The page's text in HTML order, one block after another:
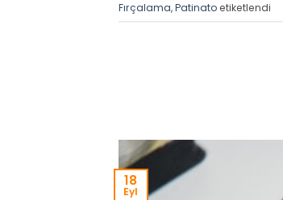
Fırçalama,Patinatoetiketlendi
18
Eyl